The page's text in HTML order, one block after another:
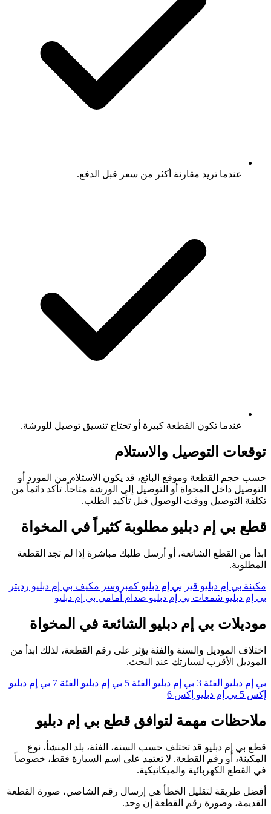
عندما تريد مقارنة أكثر من سعر قبل الدفع.
عندما تكون القطعة كبيرة أو تحتاج تنسيق توصيل للورشة.
توقعات التوصيل والاستلام
حسب حجم القطعة وموقع البائع، قد يكون الاستلام من المورد أو
التوصيل داخل المخواة أو التوصيل إلى الورشة متاحاً. تأكد دائماً من
تكلفة التوصيل ووقت الوصول قبل تأكيد الطلب.
قطع بي إم دبليو مطلوبة كثيراً في المخواة
ابدأ من القطع الشائعة، أو أرسل طلبك مباشرة إذا لم تجد القطعة
المطلوبة.
مكينة بي إم دبليو قير بي إم دبليو كمبروسر مكيف بي إم دبليو رديتر
بي إم دبليو شمعات بي إم دبليو صدام أمامي بي إم دبليو
موديلات بي إم دبليو الشائعة في المخواة
اختلاف الموديل والسنة والفئة يؤثر على رقم القطعة، لذلك ابدأ من
الموديل الأقرب لسيارتك عند البحث.
بي إم دبليو الفئة 3 بي إم دبليو الفئة 5 بي إم دبليو الفئة 7
بي إم دبليو
إكس 5
بي إم دبليو إكس 6
ملاحظات مهمة لتوافق قطع بي إم دبليو
قطع بي إم دبليو قد تختلف حسب السنة، الفئة، بلد المنشأ، نوع
المكينة، أو رقم القطعة. لا تعتمد على اسم السيارة فقط، خصوصاً
في القطع الكهربائية والميكانيكية.
أفضل طريقة لتقليل الخطأ هي إرسال رقم الشاصي، صورة القطعة
القديمة، وصورة رقم القطعة إن وجد.